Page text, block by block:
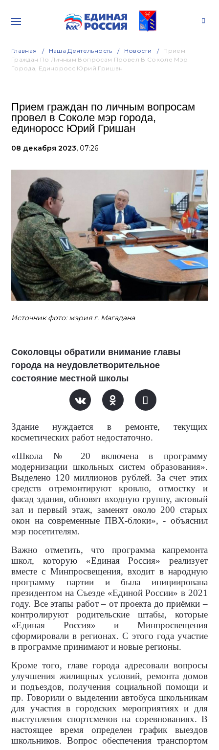
Главная Наша Деятельность Новости
Прием
Граждан По Личным Вопросам Провел В Соколе Мэр
Города, Единоросс Юрий Гришан
Прием граждан по личным вопросам
провел в Соколе мэр города,
единоросс Юрий Гришан
08 декабря 2023, 07:26
Источник фото: мэрия г. Магадана
Соколовцы обратили внимание главы
города на неудовлетворительное
состояние местной школы
Здание нуждается в ремонте, текущих
косметических работ недостаточно.
«Школа № 20 включена в программу
модернизации школьных систем образования».
Выделено 120 миллионов рублей. За счет этих
средств отремонтируют кровлю, отмостку и
фасад здания, обновят входную группу, актовый
зал и первый этаж, заменят около 200 старых
окон на современные ПВХ-блоки», - объяснил
мэр посетителям.
Важно отметить, что программа капремонта
школ, которую «Единая Россия» реализует
вместе с Минпросвещения, входит в народную
программу партии и была инициирована
президентом на Съезде «Единой России» в 2021
году. Все этапы работ – от проекта до приёмки –
контролируют родительские штабы, которые
«Единая Россия» и Минпросвещения
сформировали в регионах. С этого года участие
в программе принимают и новые регионы.
Кроме того, главе города адресовали вопросы
улучшения жилищных условий, ремонта домов
и подъездов, получения социальной помощи и
пр. Говорили о выделении автобуса школьникам
для участия в городских мероприятиях и для
выступления спортсменов на соревнованиях. В
настоящее время определен график выездов
школьников. Вопрос обеспечения транспортом